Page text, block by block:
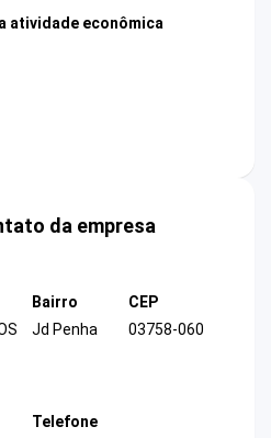
atividade econômica
da empresa
Bairro
Jd Penha
CEP
03758-060
Telefone